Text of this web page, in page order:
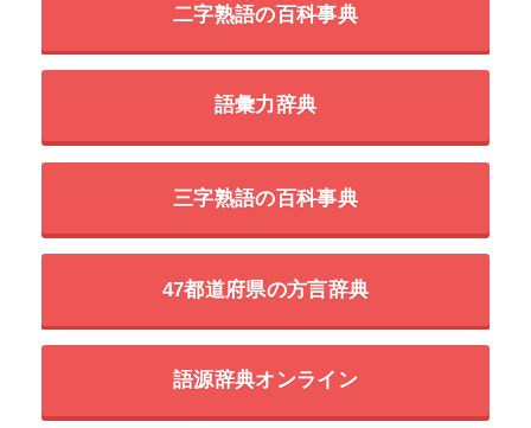
二字熟語の百科事典
語彙力辞典
三字熟語の百科事典
47都道府県の方言辞典
語源辞典オンライン